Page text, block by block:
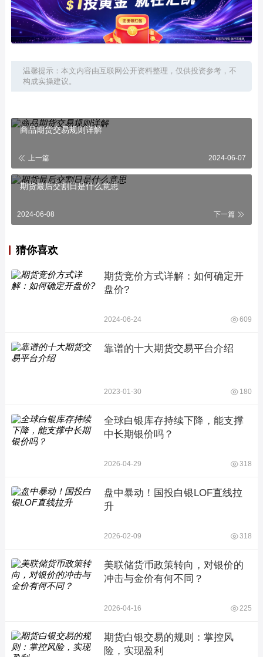
温馨提示：本文内容由互联网公开资料整理，仅供投资参考，不
构成实操建议。
商品期货交易规则详解
上一篇 2024-06-07
期货最后交割日是什么意思
2024-06-08 下一篇
猜你喜欢
期货竞价方式详解：如何确定开
盘价?
2024-06-24 609
靠谱的十大期货交易平台介绍
2023-01-30 180
全球白银库存持续下降，能支撑
中长期银价吗？
2026-04-29 318
盘中暴动！国投白银LOF直线拉
升
2026-02-09 318
美联储货币政策转向，对银价的
冲击与金价有何不同？
2026-04-16 225
期货白银交易的规则：掌控风
险，实现盈利